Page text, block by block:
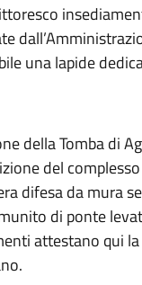
una lapide
della Tomba di
del
difesa da mura
di ponte
attestano qui